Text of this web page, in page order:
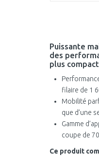
Puissante
des
plus compact
filaire de 1
Mobilité
que d’une
Gamme
coupe de
Ce produit